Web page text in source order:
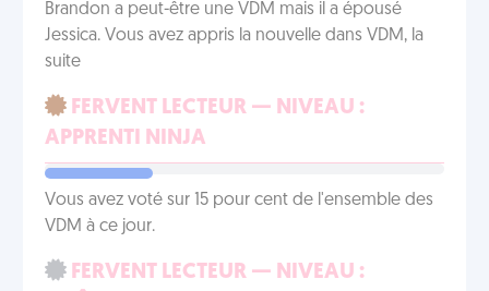
Brandon a peut-être une VDM mais il a épousé
Jessica. Vous avez appris la nouvelle dans VDM, la
suite
FERVENT LECTEUR — NIVEAU :
APPRENTI NINJA
Vous avez voté sur 15 pour cent de l'ensemble des
VDM à ce jour.
FERVENT LECTEUR — NIVEAU :